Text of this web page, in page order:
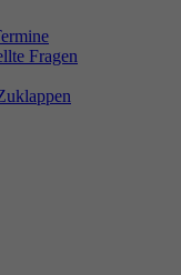
Fragen